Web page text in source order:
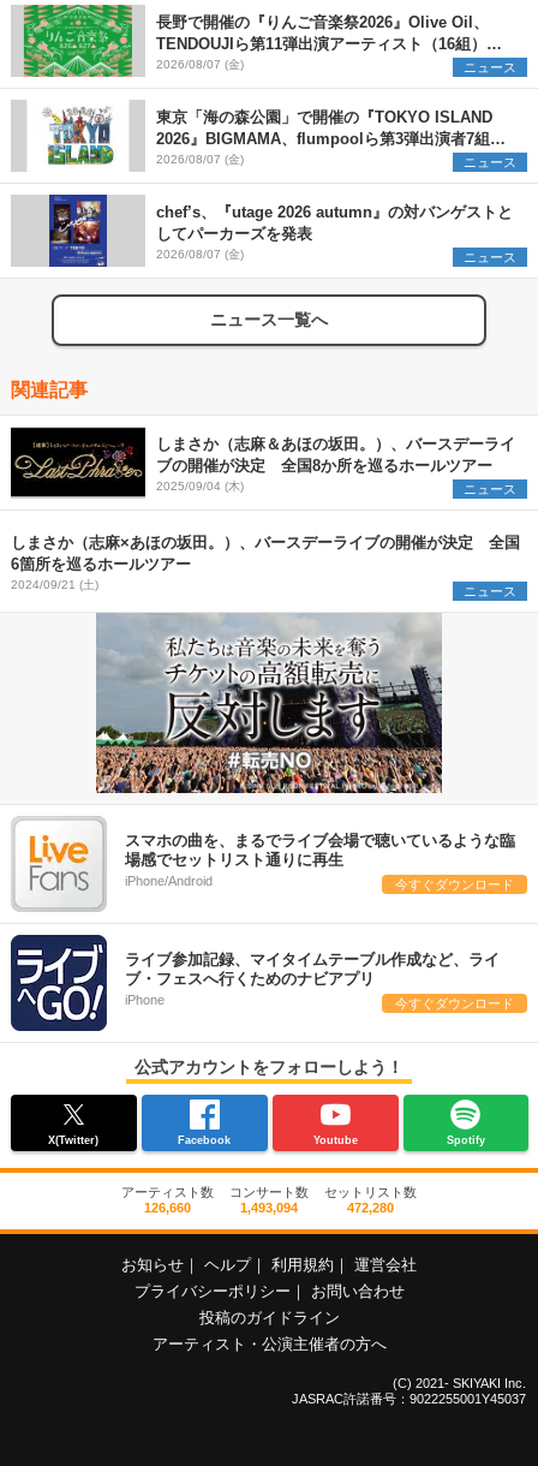
長野で開催の『りんご音楽祭2026』Olive Oil、
TENDOUJIら第11弾出演アーティスト（16組）を
発表
2026/08/07 (金) ニュース
東京「海の森公園」で開催の『TOKYO ISLAND
2026』BIGMAMA、flumpoolら第3弾出演者7組を
発表 ワークショップ・アート出展者を募集
2026/08/07 (金) ニュース
chef’s、『utage 2026 autumn』の対バンゲストと
してパーカーズを発表
2026/08/07 (金) ニュース
ニュース一覧へ
関連記事
しまさか（志麻＆あほの坂田。）、バースデーライ
ブの開催が決定 全国8か所を巡るホールツアー
2025/09/04 (木) ニュース
しまさか（志麻×あほの坂田。）、バースデーライブの開催が決定 全国
6箇所を巡るホールツアー
2024/09/21 (土) ニュース
スマホの曲を、まるでライブ会場で聴いているような臨
場感でセットリスト通りに再生
iPhone/Android 今すぐダウンロード
ライブ参加記録、マイタイムテーブル作成など、ライ
ブ・フェスへ行くためのナビアプリ
iPhone 今すぐダウンロード
公式アカウントをフォローしよう！
X(Twitter) Facebook Youtube Spotify
アーティスト数
126,660
コンサート数
1,493,094
セットリスト数
472,280
お知らせ ヘルプ 利用規約
運営会社
プライバシーポリシー
お問い合わせ
投稿のガイドライン
アーティスト・公演主催者の方へ
(C) 2021- SKIYAKI Inc.
JASRAC許諾番号：9022255001Y45037